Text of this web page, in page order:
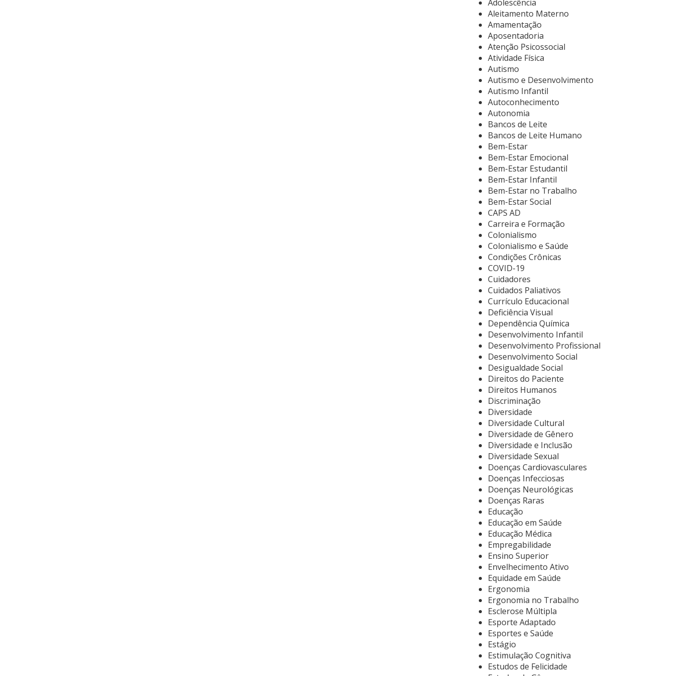
Adolescência
Aleitamento Materno
Amamentação
Aposentadoria
Atenção Psicossocial
Atividade Física
Autismo
Autismo e Desenvolvimento
Autismo Infantil
Autoconhecimento
Autonomia
Bancos de Leite
Bancos de Leite Humano
Bem-Estar
Bem-Estar Emocional
Bem-Estar Estudantil
Bem-Estar Infantil
Bem-Estar no Trabalho
Bem-Estar Social
CAPS AD
Carreira e Formação
Colonialismo
Colonialismo e Saúde
Condições Crônicas
COVID-19
Cuidadores
Cuidados Paliativos
Currículo Educacional
Deficiência Visual
Dependência Química
Desenvolvimento Infantil
Desenvolvimento Profissional
Desenvolvimento Social
Desigualdade Social
Direitos do Paciente
Direitos Humanos
Discriminação
Diversidade
Diversidade Cultural
Diversidade de Gênero
Diversidade e Inclusão
Diversidade Sexual
Doenças Cardiovasculares
Doenças Infecciosas
Doenças Neurológicas
Doenças Raras
Educação
Educação em Saúde
Educação Médica
Empregabilidade
Ensino Superior
Envelhecimento Ativo
Equidade em Saúde
Ergonomia
Ergonomia no Trabalho
Esclerose Múltipla
Esporte Adaptado
Esportes e Saúde
Estágio
Estimulação Cognitiva
Estudos de Felicidade